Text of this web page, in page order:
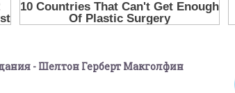
- Шелтон Герберт Макголфин